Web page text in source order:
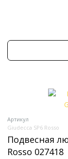
Артикул
Giudecca SP6 Rosso
Подвесная
Rosso 027418